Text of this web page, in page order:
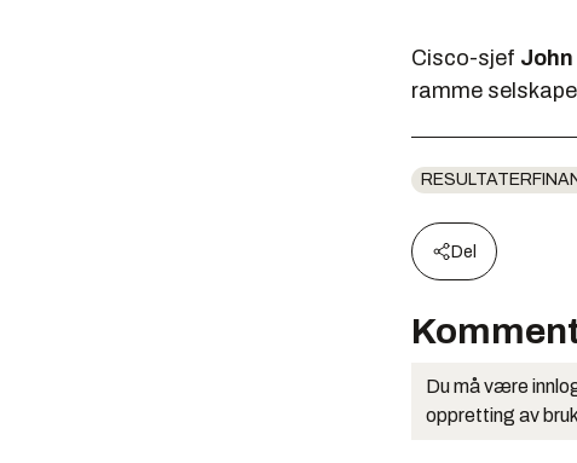
Cisco-sjef
ramme
Del
Du må være
oppretting av